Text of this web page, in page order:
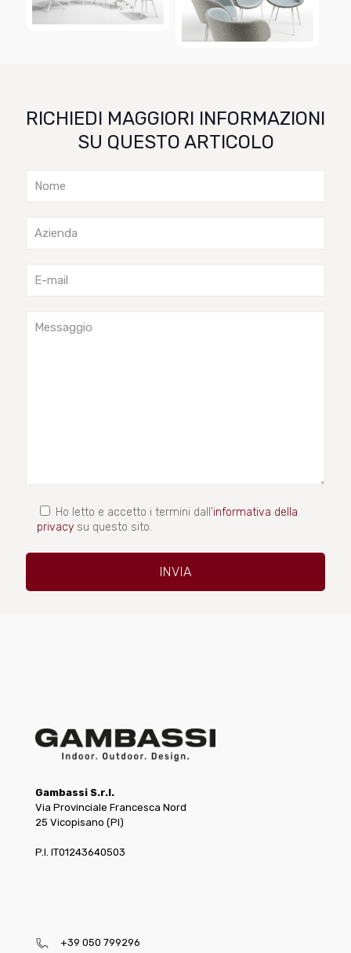
RICHIEDI MAGGIORI INFORMAZIONI
SU QUESTO ARTICOLO
Ho letto e accetto i termini dall'informativa della
privacy su questo sito.
Gambassi S.r.l.
Via Provinciale Francesca Nord
25 Vicopisano (PI)
P.I. IT01243640503
+39 050 799296